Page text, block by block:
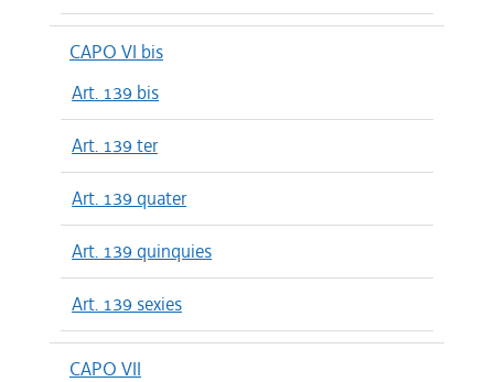
CAPO VI bis
Art. 139 bis
Art. 139 ter
Art. 139 quater
Art. 139 quinquies
Art. 139 sexies
CAPO VII